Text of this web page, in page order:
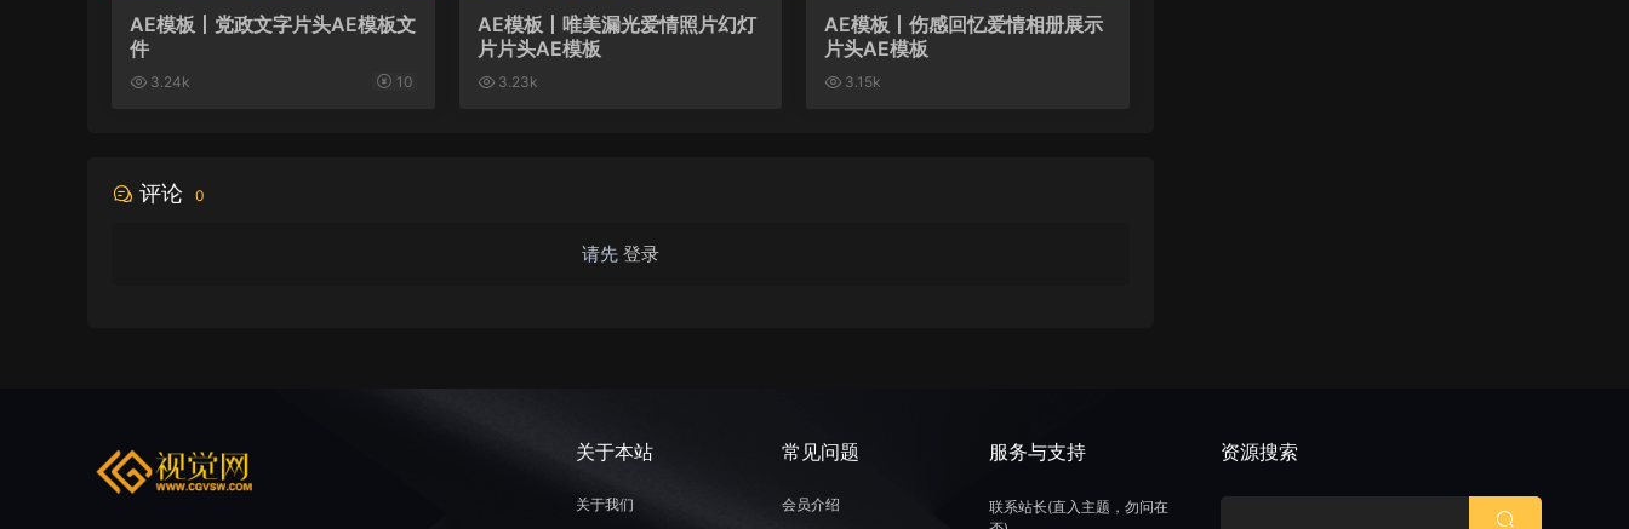
AE模板丨党政文字片头AE模板文
件
3.24k 10
AE模板丨唯美漏光爱情照片幻灯
片片头AE模板
3.23k
AE模板丨伤感回忆爱情相册展示
片头AE模板
3.15k
评论 0
请先 登录
关于本站
关于我们
常见问题
会员介绍
服务与支持
联系站长(直入主题，勿问在
资源搜索